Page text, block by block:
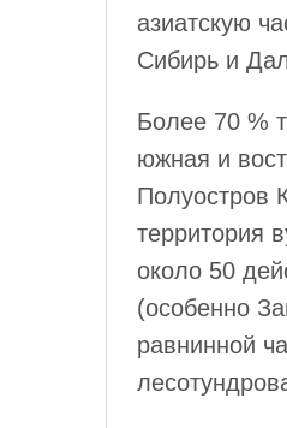
азиатскую
Сибирь и
Более 70 %
южная и
Полуостров
территория
около 50
(особенно
равнинной